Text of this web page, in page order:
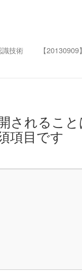
識技術 【
されるこ
項目です